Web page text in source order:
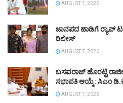
AUGUST 7, 2026
ಜಾನಪದ ಹಾಡಿಗೆ ರ್‍ಯಾಪ್‌
ರಿಲೀಸ್‌
AUGUST 7, 2026
ಬಸವರಾಜ್‌ ಹೊರಟ್ಟಿ
ಸಭಾಪತಿ ಆಯ್ಕೆ: ಸಿಎಂ
AUGUST 7, 2026